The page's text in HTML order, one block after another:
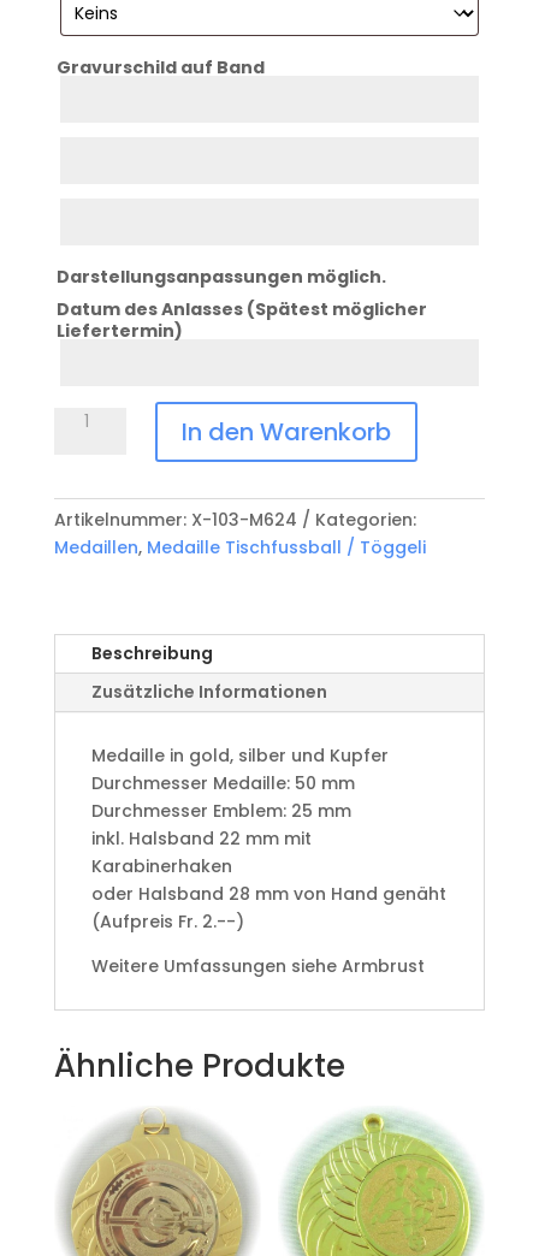
Gravurschild auf Band
Darstellungsanpassungen möglich.
Datum des Anlasses (Spätest möglicher
Liefertermin)
Medaille
Töggeli
X-
103-
In den Warenkorb
Artikelnummer: X-103-M624
Kategorien:
Medaillen, Medaille Tischfussball / Töggeli
Beschreibung
Zusätzliche Informationen
Medaille in gold, silber und Kupfer
​Durchmesser Medaille: 50 mm
Durchmesser Emblem: 25 mm
​inkl. Halsband 22 mm mit
Karabinerhaken
oder Halsband 28 mm von Hand genäht
(Aufpreis Fr. 2.--)
Weitere Umfassungen siehe Armbrust
Ähnliche Produkte